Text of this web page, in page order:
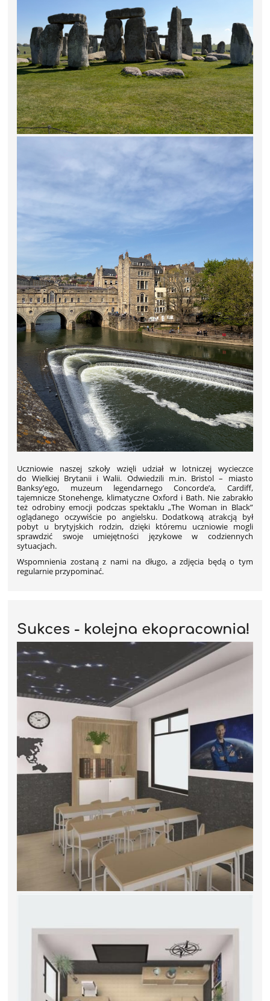
Uczniowie naszej szkoły wzięli udział w lotniczej wycieczce
do Wielkiej Brytanii i Walii. Odwiedzili m.in. Bristol – miasto
Banksy’ego, muzeum legendarnego Concorde’a, Cardiff,
tajemnicze Stonehenge, klimatyczne Oxford i Bath. Nie zabrakło
też odrobiny emocji podczas spektaklu „The Woman in Black”
oglądanego oczywiście po angielsku. Dodatkową atrakcją był
pobyt u brytyjskich rodzin, dzięki któremu uczniowie mogli
sprawdzić swoje umiejętności językowe w codziennych
sytuacjach.
Wspomnienia zostaną z nami na długo, a zdjęcia będą o tym
regularnie przypominać.
Sukces - kolejna ekopracownia!